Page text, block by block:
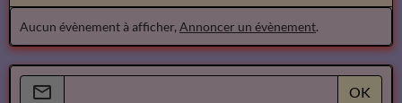
Aucun évènement à afficher, Annoncer un évènement.
OK